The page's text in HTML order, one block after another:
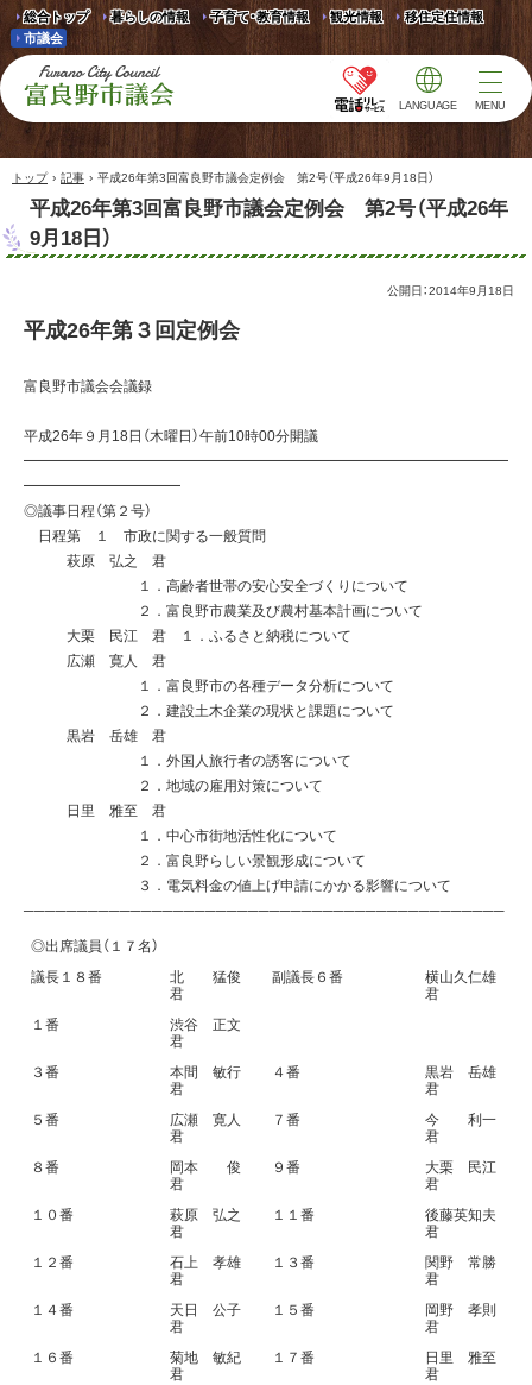
総合トップ 暮らしの情報 子育て・教育情報 観光情報
移住定住情報
市議会
富良野市議会 Furano
City Council
LANGUAGE MENU
トップ › 記事 › 平成26年第3回富良野市議会定例会 第2号（平成26年9月18日）
平成26年第3回富良野市議会定例会 第2号（平成26年
9月18日）
公開日：2014年9月18日
平成26年第３回定例会
富良野市議会会議録
平成26年９月18日（木曜日）午前10時00分開議
━━━━━━━━━━━━━━━━━━━━━━━━━━━━━━━━━━
━━━━━━━━━━━
◎議事日程（第２号）
日程第 １ 市政に関する一般質問
萩原 弘之 君
１．高齢者世帯の安心安全づくりについて
２．富良野市農業及び農村基本計画について
大栗 民江 君 １．ふるさと納税について
広瀬 寛人 君
１．富良野市の各種データ分析について
２．建設土木企業の現状と課題について
黒岩 岳雄 君
１．外国人旅行者の誘客について
２．地域の雇用対策について
日里 雅至 君
１．中心市街地活性化について
２．富良野らしい景観形成について
３．電気料金の値上げ申請にかかる影響について
─────────────────────────────────────────────
◎出席議員（１７名）
議長１８番
北 猛俊
君
副議長６番
横山久仁雄
君
１番
渋谷 正文
君
３番
本間 敏行
君
４番
黒岩 岳雄
君
５番
広瀬 寛人
君
７番
今 利一
君
８番
岡本 俊
君
９番
大栗 民江
君
１０番
萩原 弘之
君
１１番
後藤英知夫
君
１２番
石上 孝雄
君
１３番
関野 常勝
君
１４番
天日 公子
君
１５番
岡野 孝則
君
１６番
菊地 敏紀
君
１７番
日里 雅至
君